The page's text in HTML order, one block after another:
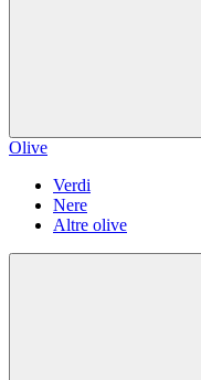
Olive
Verdi
Nere
Altre olive